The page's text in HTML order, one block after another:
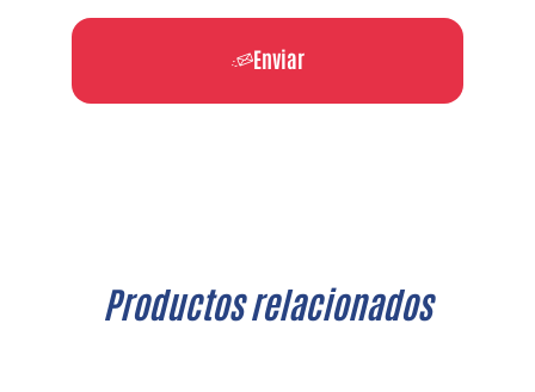
Enviar
Productos relacionados